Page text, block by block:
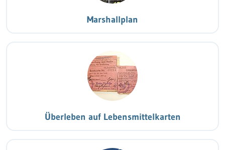
Marshallplan
Überleben auf Lebensmittelkarten